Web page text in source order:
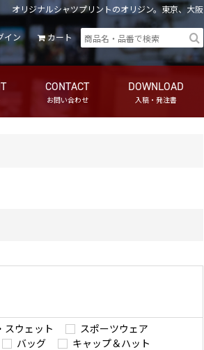
オリジナルシャツプリントのオリジン。東京、大阪
CONTACT
お問い合わせ
DOWNLOAD
入稿・発注書
イン カート
スウェット
スポーツウェア
バッグ
キャップ＆ハット